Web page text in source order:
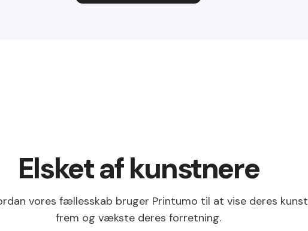
Elsket af kunstnere
vores fællesskab bruger Printumo til at vise deres kunst
frem og vækste deres forretning.